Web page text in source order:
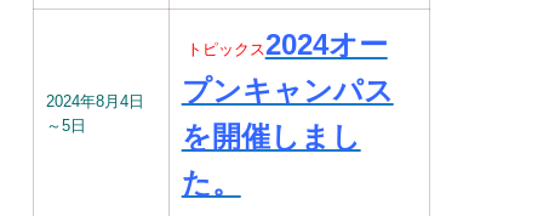
2024年8月4日
～5日
トピックス2024オー
プンキャンパス
を開催しまし
た。